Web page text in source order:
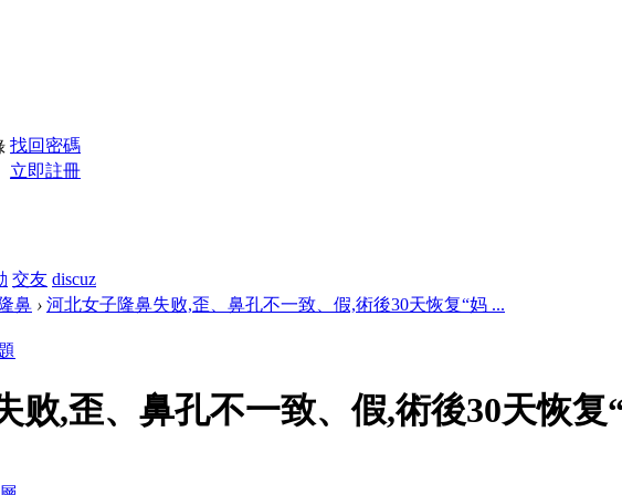
找回密碼
立即註冊
交友 discuz
鼻 › 河北女子隆鼻失败,歪、鼻孔不一致、假,術後30天恢复“妈 ...
败,歪、鼻孔不一致、假,術後30天恢复